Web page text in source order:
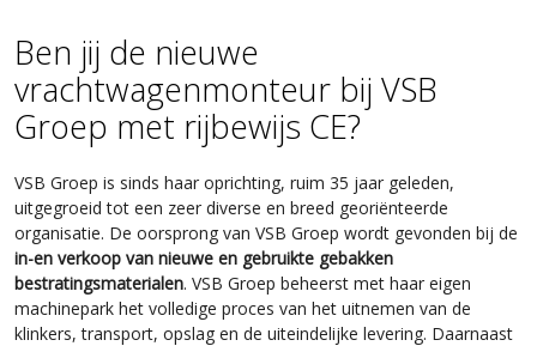
Ben jij de nieuwe
vrachtwagenmonteur bij VSB
Groep met rijbewijs CE?
VSB Groep is sinds haar oprichting, ruim 35 jaar geleden,
uitgegroeid tot een zeer diverse en breed georiënteerde
organisatie. De oorsprong van VSB Groep wordt gevonden bij de
in-en verkoop van nieuwe en gebruikte gebakken
bestratingsmaterialen. VSB Groep beheerst met haar eigen
machinepark het volledige proces van het uitnemen van de
klinkers, transport, opslag en de uiteindelijke levering. Daarnaast